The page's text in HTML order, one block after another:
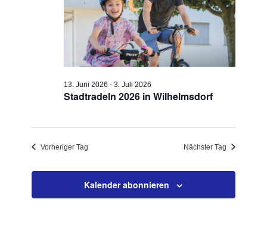
Stadtradeln 2026 in Wilhelmsdorf
13. Juni 2026 -3. Juli 2026
Vorheriger Tag Nächster Tag
Kalender abonnieren